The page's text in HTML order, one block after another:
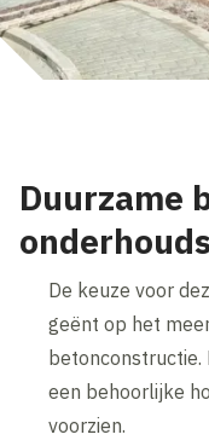
Duurzame
De keuze voor
geënt op het
een behoorlijke
voorzien.